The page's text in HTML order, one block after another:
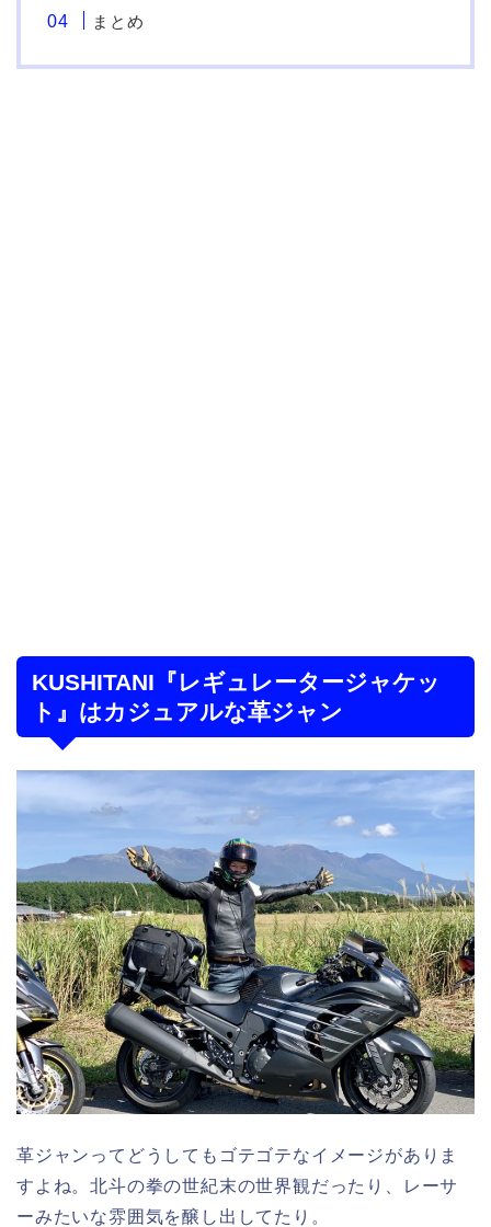
まとめ
KUSHITANI『レギュレータージャケッ
ト』はカジュアルな革ジャン
革ジャンってどうしてもゴテゴテなイメージがありま
すよね。北斗の拳の世紀末の世界観だったり、レーサ
ーみたいな雰囲気を醸し出してたり。